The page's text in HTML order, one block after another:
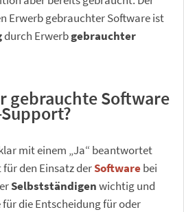
Erwerb gebrauchter Software ist
durch Erwerbgebrauchter
gebrauchte Software
mit einem „Ja“ beantwortet
den Einsatz derSoftwarebei
Selbstständigenwichtig und
die Entscheidung für oder